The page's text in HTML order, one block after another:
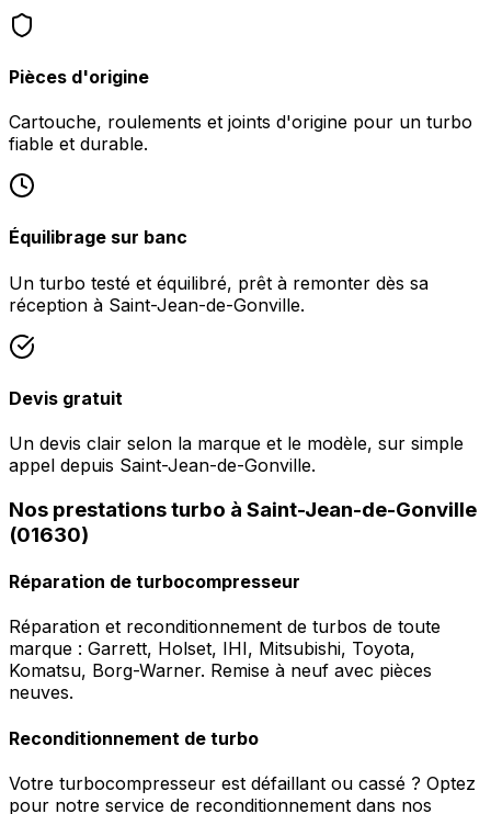
Pièces d'origine
Cartouche, roulements et joints d'origine pour un turbo
fiable et durable.
Équilibrage sur banc
Un turbo testé et équilibré, prêt à remonter dès sa
réception à Saint-Jean-de-Gonville.
Devis gratuit
Un devis clair selon la marque et le modèle, sur simple
appel depuis Saint-Jean-de-Gonville.
Nos prestations turbo à Saint-Jean-de-Gonville
(01630)
Réparation de turbocompresseur
Réparation et reconditionnement de turbos de toute
marque : Garrett, Holset, IHI, Mitsubishi, Toyota,
Komatsu, Borg-Warner. Remise à neuf avec pièces
neuves.
Reconditionnement de turbo
Votre turbocompresseur est défaillant ou cassé ? Optez
pour notre service de reconditionnement dans nos